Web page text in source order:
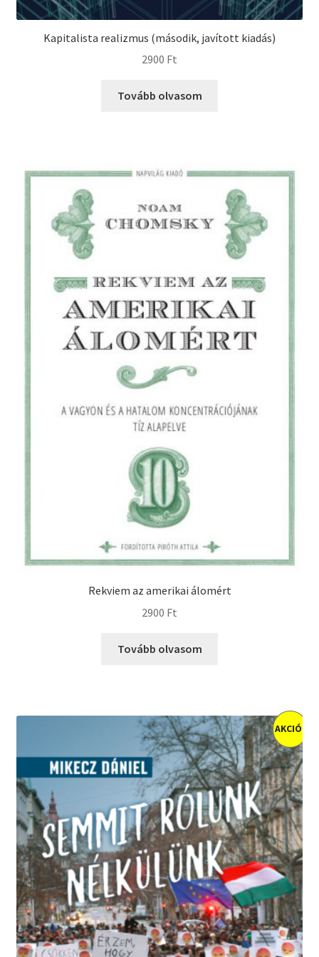
Kapitalista realizmus (második, javított kiadás)
2900 Ft
Tovább olvasom
Rekviem az amerikai álomért
2900 Ft
Tovább olvasom
AKCIÓ!